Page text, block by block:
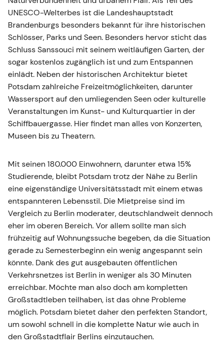
UNESCO-Welterbes ist die Landeshauptstadt
Brandenburgs besonders bekannt für ihre historischen
Schlösser, Parks und Seen. Besonders hervor sticht das
Schluss Sanssouci mit seinem weitläufigen Garten, der
sogar kostenlos zugänglich ist und zum Entspannen
einlädt. Neben der historischen Architektur bietet
Potsdam zahlreiche Freizeitmöglichkeiten, darunter
Wassersport auf den umliegenden Seen oder kulturelle
Veranstaltungen im Kunst- und Kulturquartier in der
Schiffbauergasse. Hier findet man alles von Konzerten,
Museen bis zu Theatern.
Mit seinen 180.000 Einwohnern, darunter etwa 15%
Studierende, bleibt Potsdam trotz der Nähe zu Berlin
eine eigenständige Universitätsstadt mit einem etwas
entspannteren Lebensstil. Die Mietpreise sind im
Vergleich zu Berlin moderater, deutschlandweit dennoch
eher im oberen Bereich. Vor allem sollte man sich
frühzeitig auf Wohnungssuche begeben, da die Situation
gerade zu Semesterbeginn ein wenig angespannt sein
könnte. Dank des gut ausgebauten öffentlichen
Verkehrsnetzes ist Berlin in weniger als 30 Minuten
erreichbar. Möchte man also doch am kompletten
Großstadtleben teilhaben, ist das ohne Probleme
möglich. Potsdam bietet daher den perfekten Standort,
um sowohl schnell in die komplette Natur wie auch in
den Großstadtflair Berlins einzutauchen.